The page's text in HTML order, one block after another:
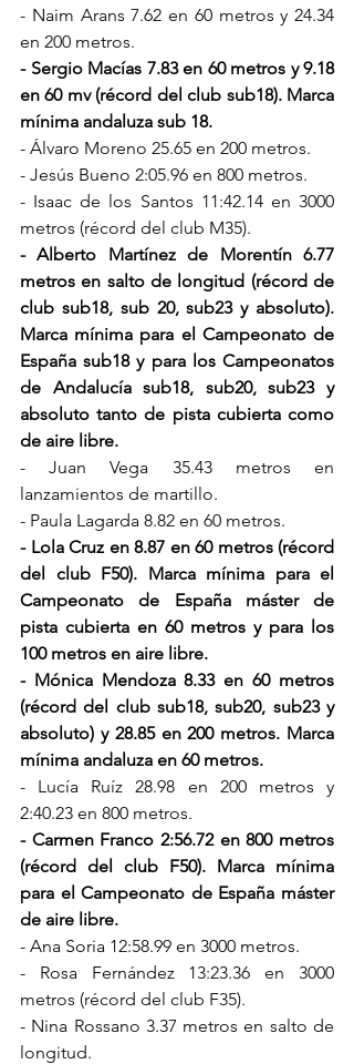
- Naim Arans 7.62 en 60 metros y 24.34
en 200 metros.
- Sergio Macías 7.83 en 60 metros y 9.18
en 60 mv (récord del club sub18). Marca
mínima andaluza sub 18.
- Álvaro Moreno 25.65 en 200 metros.
- Jesús Bueno 2:05.96 en 800 metros.
- Isaac de los Santos 11:42.14 en 3000
metros (récord del club M35).
- Alberto Martínez de Morentín 6.77
metros en salto de longitud (récord de
club sub18, sub 20, sub23 y absoluto).
Marca mínima para el Campeonato de
España sub18 y para los Campeonatos
de Andalucía sub18, sub20, sub23 y
absoluto tanto de pista cubierta como
de aire libre.
- Juan Vega 35.43 metros en
lanzamientos de martillo.
- Paula Lagarda 8.82 en 60 metros.
- Lola Cruz en 8.87 en 60 metros (récord
del club F50). Marca mínima para el
Campeonato de España máster de
pista cubierta en 60 metros y para los
100 metros en aire libre.
- Mónica Mendoza 8.33 en 60 metros
(récord del club sub18, sub20, sub23 y
absoluto) y 28.85 en 200 metros. Marca
mínima andaluza en 60 metros.
- Lucía Ruíz 28.98 en 200 metros y
2:40.23 en 800 metros.
- Carmen Franco 2:56.72 en 800 metros
(récord del club F50). Marca mínima
para el Campeonato de España máster
de aire libre.
- Ana Soria 12:58.99 en 3000 metros.
- Rosa Fernández 13:23.36 en 3000
metros (récord del club F35).
- Nina Rossano 3.37 metros en salto de
longitud.